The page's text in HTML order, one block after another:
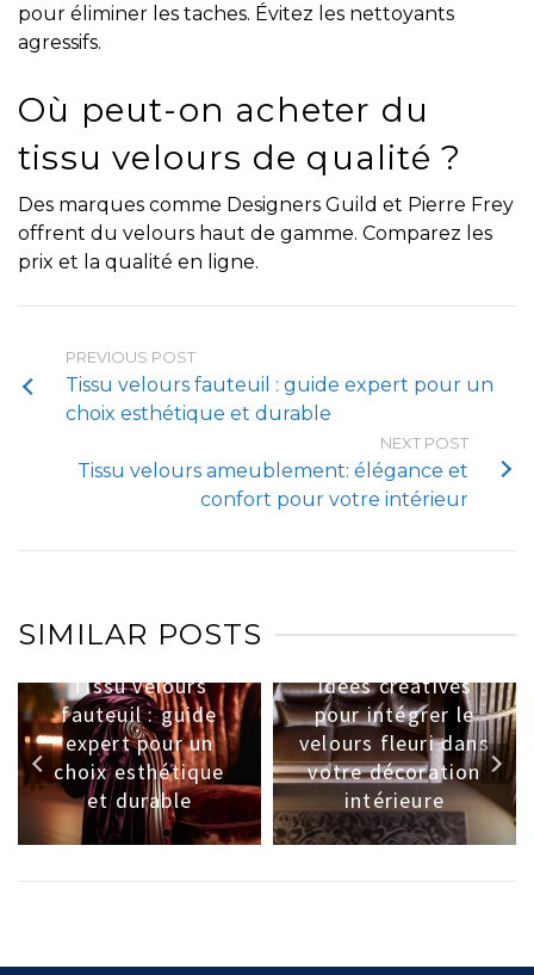
pour éliminer les taches. Évitez les nettoyants
agressifs.
Où peut-on acheter du
tissu velours de qualité ?
Des marques comme Designers Guild et Pierre Frey
offrent du velours haut de gamme. Comparez les
prix et la qualité en ligne.
PREVIOUS POST
Tissu velours fauteuil : guide expert pour un
choix esthétique et durable
NEXT POST
Tissu velours ameublement: élégance et
confort pour votre intérieur
SIMILAR POSTS
Tissu velours
fauteuil : guide
expert pour un
choix esthétique
et durable
Idées créatives
pour intégrer le
velours fleuri dans
votre décoration
intérieure